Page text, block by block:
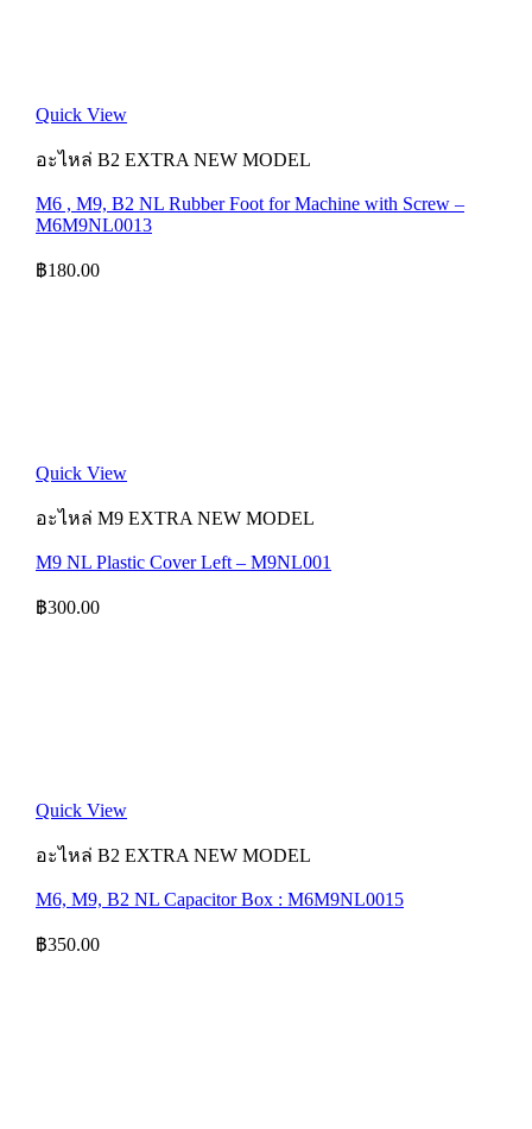
Quick View
อะไหล่ B2 EXTRA NEW MODEL
M6 , M9, B2 NL Rubber Foot for Machine with Screw –
M6M9NL0013
฿180.00
Quick View
อะไหล่ M9 EXTRA NEW MODEL
M9 NL Plastic Cover Left – M9NL001
฿300.00
Quick View
อะไหล่ B2 EXTRA NEW MODEL
M6, M9, B2 NL Capacitor Box : M6M9NL0015
฿350.00